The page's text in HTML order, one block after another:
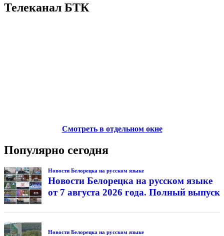
Телеканал БТК
Смотреть в отдельном окне
Популярно сегодня
Новости Белорецка на русском языке
Новости Белорецка на русском языке
от 7 августа 2026 года. Полный выпуск
Новости Белорецка на русском языке